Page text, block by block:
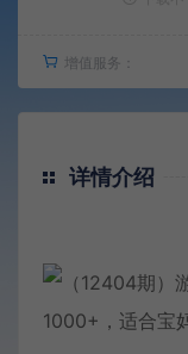
增值服务：
详情介绍